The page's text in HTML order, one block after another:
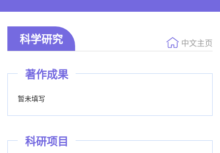
科学研究 中文主页
著作成果
暂未填写
科研项目